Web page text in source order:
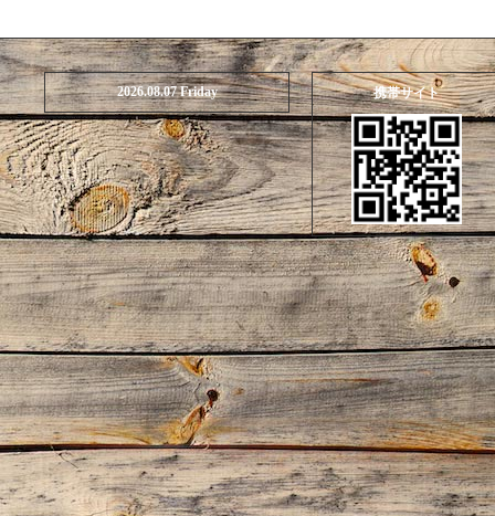
2026.08.07 Friday 携帯サイト